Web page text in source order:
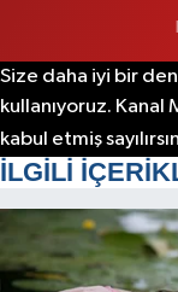
Size daha iyi bir
kullanıyoruz. Kanal
kabul etmiş